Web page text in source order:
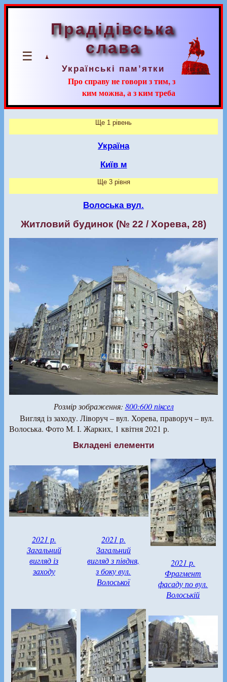
☰
Прадідівська
слава
Українські пам’ятки
Про справу не говори з тим, з
ким можна, а з ким треба
Ще 1 рівень
Україна
Київ м
Ще 3 рівня
Волоська вул.
Житловий будинок (№ 22 / Хорева, 28)
Розмір зображення: 800:600 піксел
Вигляд із заходу. Ліворуч – вул. Хорева, праворуч – вул.
Волоська. Фото М. І. Жарких, 1 квітня 2021 р.
Вкладені елементи
2021 р.
Загальний
вигляд із
заходу
2021 р.
Загальний
вигляд з півдня,
з боку вул.
Волоської
2021 р.
Фрагмент
фасаду по вул.
Волоській